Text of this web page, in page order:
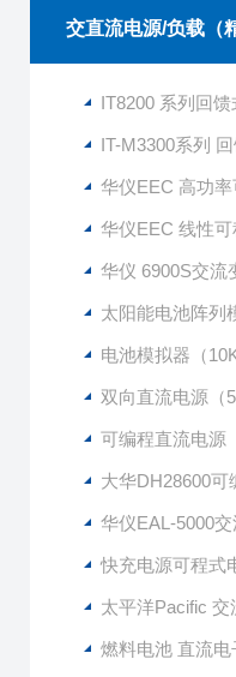
交直流电源/负载（
IT8200 系列回馈
IT-M3300系列 回
华仪EEC 高功率可程三
华仪EEC 线性可
华仪 6900S交流变频
太阳能电池阵列模拟
电池模拟器（
双向直流电源（
可编程直流电源（
大华DH28600可编
华仪EAL-5000交流电源（
快充电源可程式
太平洋Pacific 交流电源AFX系列
燃料电池 直流电子负